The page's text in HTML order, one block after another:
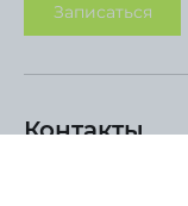
Записаться
Контакты